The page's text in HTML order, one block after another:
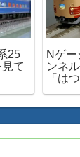
25
て
Nゲ
ンネ
「は